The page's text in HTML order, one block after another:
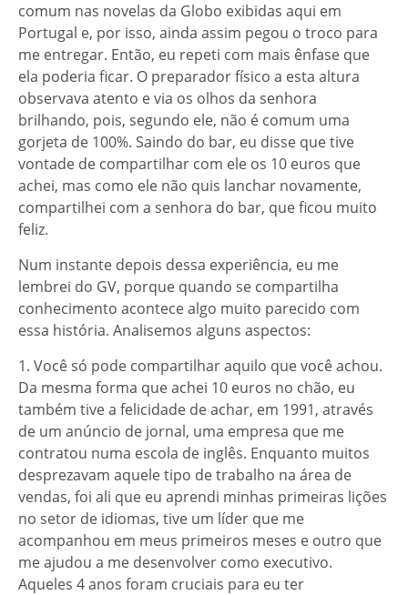
comum nas novelas da Globo exibidas aqui em
Portugal e, por isso, ainda assim pegou o troco para
me entregar. Então, eu repeti com mais ênfase que
ela poderia ficar. O preparador físico a esta altura
observava atento e via os olhos da senhora
brilhando, pois, segundo ele, não é comum uma
gorjeta de 100%. Saindo do bar, eu disse que tive
vontade de compartilhar com ele os 10 euros que
achei, mas como ele não quis lanchar novamente,
compartilhei com a senhora do bar, que ficou muito
feliz.
Num instante depois dessa experiência, eu me
lembrei do GV, porque quando se compartilha
conhecimento acontece algo muito parecido com
essa história. Analisemos alguns aspectos:
1. Você só pode compartilhar aquilo que você achou.
Da mesma forma que achei 10 euros no chão, eu
também tive a felicidade de achar, em 1991, através
de um anúncio de jornal, uma empresa que me
contratou numa escola de inglês. Enquanto muitos
desprezavam aquele tipo de trabalho na área de
vendas, foi ali que eu aprendi minhas primeiras lições
no setor de idiomas, tive um líder que me
acompanhou em meus primeiros meses e outro que
me ajudou a me desenvolver como executivo.
Aqueles 4 anos foram cruciais para eu ter